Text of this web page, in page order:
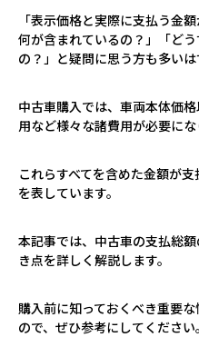
RV岩槻店
上尾店
会社案内
「表示価格と実際に支払う金
何が含まれているの？」「ど
の？」と疑問に思う方も多いは
中古車購入では、車両本体価
用など様々な諸費用が必要にな
これらすべてを含めた金額が
を表しています。
本記事では、中古車の支払総
き点を詳しく解説します。
購入前に知っておくべき重要
ので、ぜひ参考にしてください。